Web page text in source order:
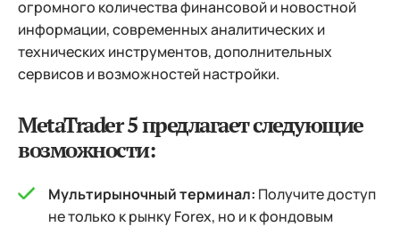
огромного количества финансовой и новостной
информации, современных аналитических и
технических инструментов, дополнительных
сервисов и возможностей настройки.
MetaTrader 5 предлагает следующие
возможности:
Мультирыночный терминал: Получите доступ
не только к рынку Forex, но и к фондовым